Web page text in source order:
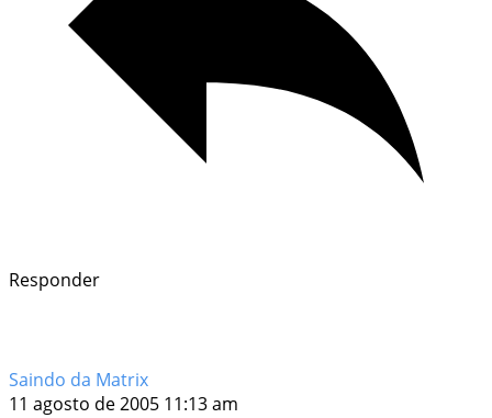
Responder
Saindo da Matrix
11 agosto de 2005 11:13 am